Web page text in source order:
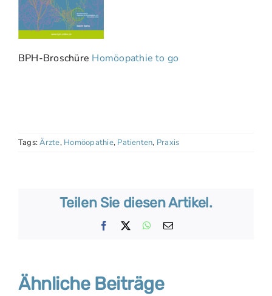
BPH-Broschüre Homöopathie to go
Tags:Ärzte, Homöopathie, Patienten, Praxis
Teilen Sie diesen Artikel.
Facebook WhatsApp
E-
Ähnliche Beiträge